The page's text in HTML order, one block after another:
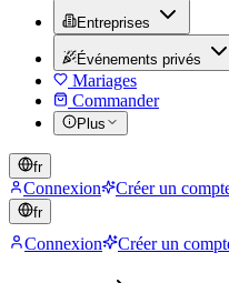
Entreprises
Événements privés
Mariages
Commander
Plus
fr
Connexion Créer un
fr
Connexion Créer un